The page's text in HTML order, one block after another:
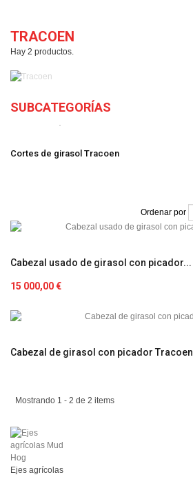
TRACOEN
Hay 2 productos.
SUBCATEGORÍAS
Cortes de girasol Tracoen
Ordenar por
Cabezal usado de girasol con picador...
15 000,00 €
Cabezal de girasol con picador Tracoen
Mostrando 1 - 2 de 2 items
Ejes agrícolas